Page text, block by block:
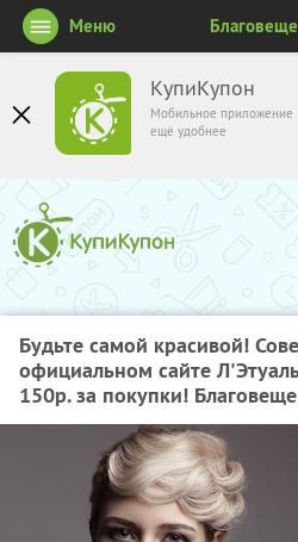
КупиКупон
Мобильное приложение
ещё удобнее
Меню
Будьте самой красивой!
официальном сайте
150р. за покупки!